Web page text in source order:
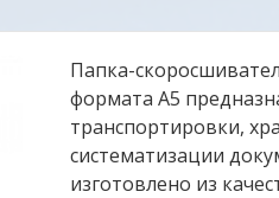
Папка-
формата А5
транспортировки,
систематизации
изготовлено из